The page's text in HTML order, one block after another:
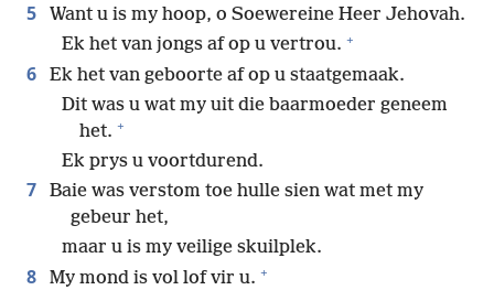
5
Want u is my hoop, o Soewereine Heer Jehovah.
Ek het van jongs af op u vertrou. +
6
Ek het van geboorte af op u staatgemaak.
Dit was u wat my uit die baarmoeder geneem
het. +
Ek prys u voortdurend.
7
Baie was verstom toe hulle sien wat met my
gebeur het,
maar u is my veilige skuilplek.
8 My mond is vol lof vir u. +